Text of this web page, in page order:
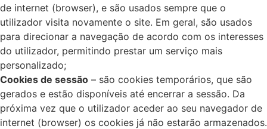
de internet (browser), e são usados sempre que o
utilizador visita novamente o site. Em geral, são usados
para direcionar a navegação de acordo com os interesses
do utilizador, permitindo prestar um serviço mais
personalizado;
Cookies de sessão – são cookies temporários, que são
gerados e estão disponíveis até encerrar a sessão. Da
próxima vez que o utilizador aceder ao seu navegador de
internet (browser) os cookies já não estarão armazenados.